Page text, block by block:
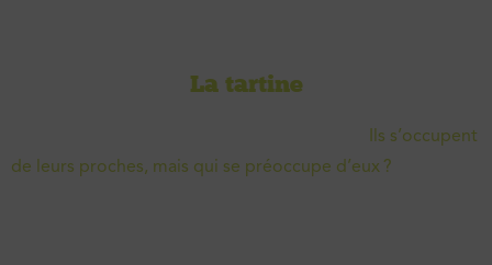
La tartine
Ils s’occupent
de leurs proches, mais qui se préoccupe d’eux ?